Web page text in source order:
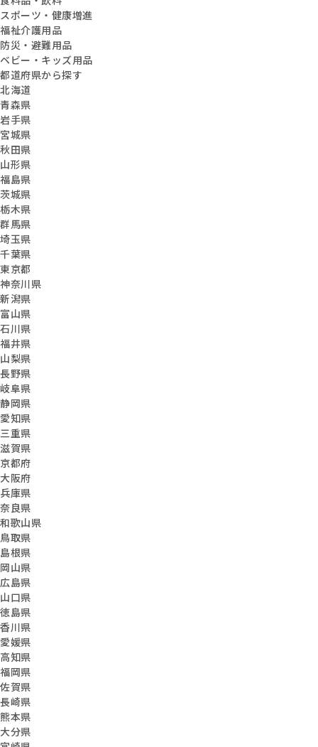
スポーツ・健康増進
福祉介護用品
防災・避難用品
ベビー・キッズ用品
都道府県から探す
北海道
青森県
岩手県
宮城県
秋田県
山形県
福島県
茨城県
栃木県
群馬県
埼玉県
千葉県
東京都
神奈川県
新潟県
富山県
石川県
福井県
山梨県
長野県
岐阜県
静岡県
愛知県
三重県
滋賀県
京都府
大阪府
兵庫県
奈良県
和歌山県
鳥取県
島根県
岡山県
広島県
山口県
徳島県
香川県
愛媛県
高知県
福岡県
佐賀県
長崎県
熊本県
大分県